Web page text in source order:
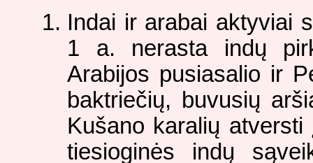
Indai ir arabai aktyviai
1 a. nerasta indų
Arabijos pusiasalio ir
baktriečių, buvusių
Kušano karalių
tiesioginės indų